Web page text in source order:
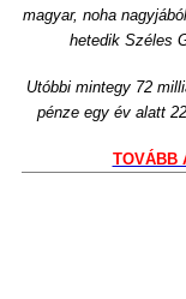
magyar, noha
hetedik Széles
Utóbbi mintegy 72
pénze egy év alatt
TOVÁBB